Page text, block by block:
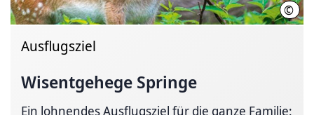
©
Ausflugsziel
Wisentgehege Springe
Ein lohnendes Ausflugsziel für die ganze Familie: